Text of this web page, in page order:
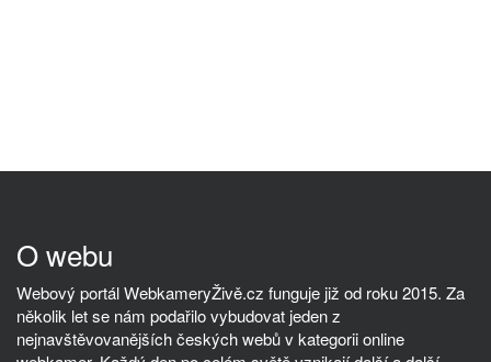
O webu
Webový portál WebkameryŽivě.cz funguje již od roku 2015. Za
několik let se nám podařilo vybudovat jeden z
nejnavštěvovanějších českých webů v kategorii online